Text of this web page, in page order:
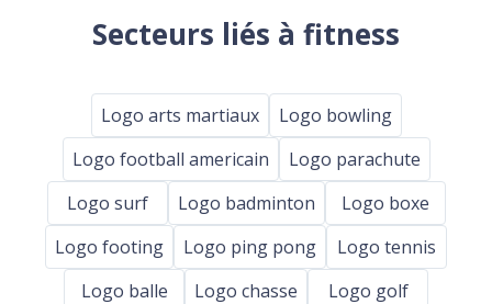
Secteurs liés à fitness
Logo arts martiaux
Logo bowling
Logo football americain
Logo parachute
Logo surf
Logo badminton
Logo boxe
Logo footing
Logo ping pong
Logo tennis
Logo balle
Logo chasse
Logo golf